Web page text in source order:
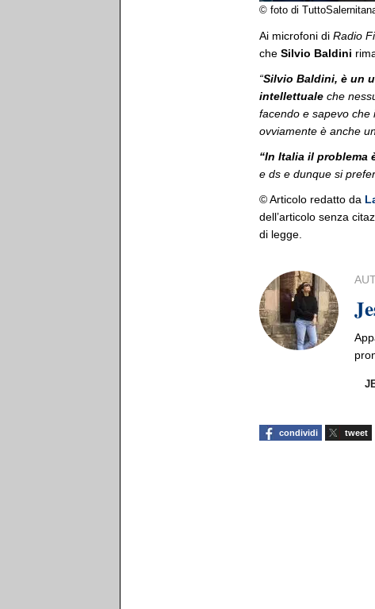
© foto di
Ai microfoni di Radio
che Silvio Baldini
“Silvio Baldini, è un
intellettuale che
facendo e sapevo che
ovviamente è anche
“In Italia il problema
e ds e dunque si
© Articolo redatto da
dell’articolo senza
di legge.
condividi tweet